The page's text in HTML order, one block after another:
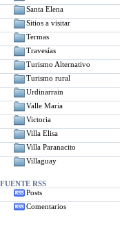
Santa Elena
Sitios a visitar
Termas
Travesías
Turismo Alternativo
Turismo rural
Urdinarrain
Valle Maria
Victoria
Villa Elisa
Villa Paranacito
Villaguay
FUENTE RSS
Posts
Comentarios